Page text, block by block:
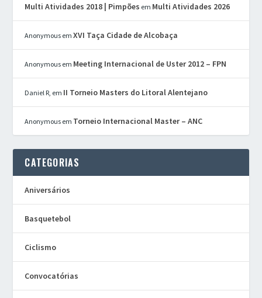
Multi Atividades 2018 | Pimpões em Multi Atividades 2026
Anonymous emXVI Taça Cidade de Alcobaça
Anonymous em Meeting Internacional de Uster 2012 – FPN
Daniel R, em II Torneio Masters do Litoral Alentejano
Anonymous em Torneio Internacional Master – ANC
CATEGORIAS
Aniversários
Basquetebol
Ciclismo
Convocatórias